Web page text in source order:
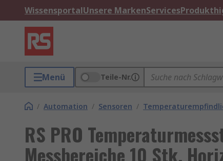
WissensportalUnsere MarkenServices
Menü Teile-Nr.
/ Automation / Sensoren /
RS PRO
Messbereiche 10 Stk.